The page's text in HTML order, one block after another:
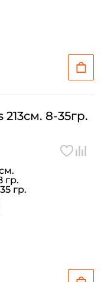
8-35гр.
гр.
35 гр.